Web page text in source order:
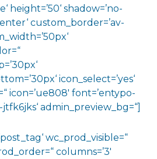
height=’50‘ shadow=’no-
custom_border=’av-
icon_select=’yes‘
icon=’ue808′ font=’entypo-
jtfk6jks‘ admin_preview_bg=“]
wc_prod_visible=“
columns=’3′